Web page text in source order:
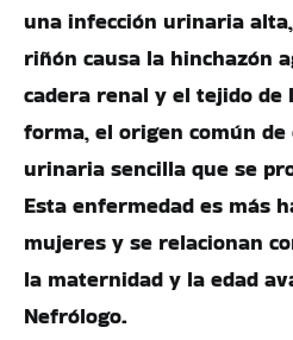
una infección urinaria
riñón causa la hinchazón
cadera renal y el tejido de
forma, el origen común
urinaria sencilla que se
Esta enfermedad es más
mujeres y se relacionan
la maternidad y la edad
Nefrólogo.